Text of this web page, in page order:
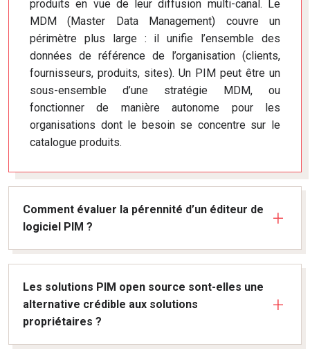
produits en vue de leur diffusion multi-canal. Le
MDM (Master Data Management) couvre un
périmètre plus large : il unifie l’ensemble des
données de référence de l’organisation (clients,
fournisseurs, produits, sites). Un PIM peut être un
sous-ensemble d’une stratégie MDM, ou
fonctionner de manière autonome pour les
organisations dont le besoin se concentre sur le
catalogue produits.
Comment évaluer la pérennité d’un éditeur de
logiciel PIM ?
Les solutions PIM open source sont-elles une
alternative crédible aux solutions
propriétaires ?